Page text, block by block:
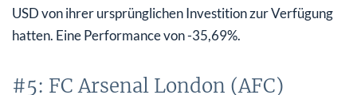
USD von ihrer ursprünglichen Investition zur Verfügung
hatten. Eine Performance von -35,69%.
#5: FC Arsenal London (AFC)